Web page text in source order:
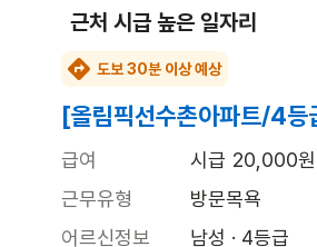
근처 시급 높은 일자리
도보 30분 이상 예상
[올림픽선수촌아파트/4
급여
시급 20,000
근무유형
방문목욕
어르신정보
남성 · 4등급